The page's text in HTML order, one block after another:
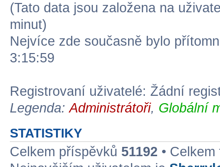
(Tato data jsou založena na
minut)
Nejvíce zde současně bylo
3:15:59
Registrovaní uživatelé: Žádní
Legenda:Administrátoři, Globální
STATISTIKY
Celkem příspěvků 51192 •